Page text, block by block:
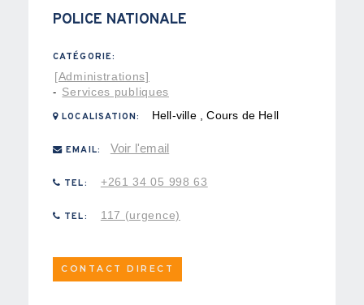
POLICE NATIONALE
CATÉGORIE:
[Administrations]
- Services publiques
LOCALISATION: Hell-ville , Cours de Hell
EMAIL: Voir l'email
TEL: +261 34 05 998 63
TEL: 117 (urgence)
CONTACT DIRECT